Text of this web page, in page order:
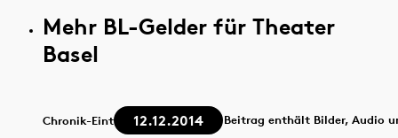
Mehr BL-Gelder für Theater
Basel
Chronik-Eintrag 12.12.2014
Beitrag enthält Bilder, Audio